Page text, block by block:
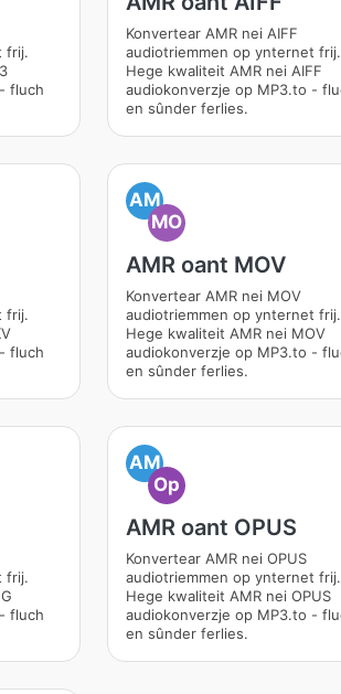
frij.
fluch
Konvertear AMR nei AIFF
audiotriemmen op ynternet frij.
Hege kwaliteit AMR nei AIFF
audiokonverzje op MP3.to -
en sûnder ferlies.
frij.
fluch
AM
MO
AMR oant MOV
Konvertear AMR nei MOV
audiotriemmen op ynternet frij.
Hege kwaliteit AMR nei MOV
audiokonverzje op MP3.to -
en sûnder ferlies.
frij.
fluch
AM
Op
AMR oant OPUS
Konvertear AMR nei OPUS
audiotriemmen op ynternet frij.
Hege kwaliteit AMR nei OPUS
audiokonverzje op MP3.to -
en sûnder ferlies.